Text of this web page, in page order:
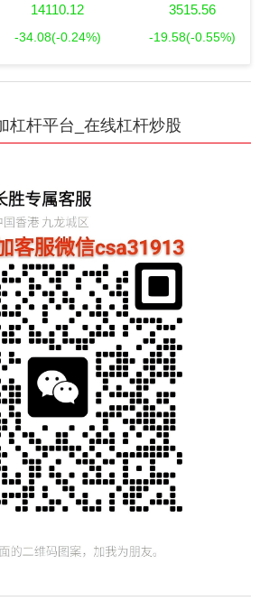
14110.12
-34.08(-0.24%)
3515.56
-19.58(-0.55%)
杠杆平台_在线杠杆炒股